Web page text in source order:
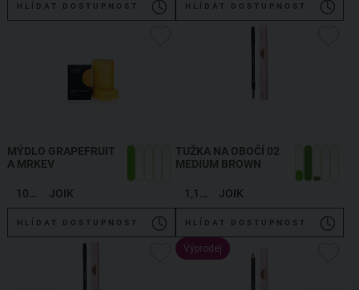
HLÍDAT DOSTUPNOST HLÍDAT DOSTUPNOST
MÝDLO GRAPEFRUIT
A MRKEV
JOIK
HLÍDAT DOSTUPNOST
TUŽKA NA OBOČÍ 02
MEDIUM BROWN
JOIK
HLÍDAT DOSTUPNOST
Výprodej